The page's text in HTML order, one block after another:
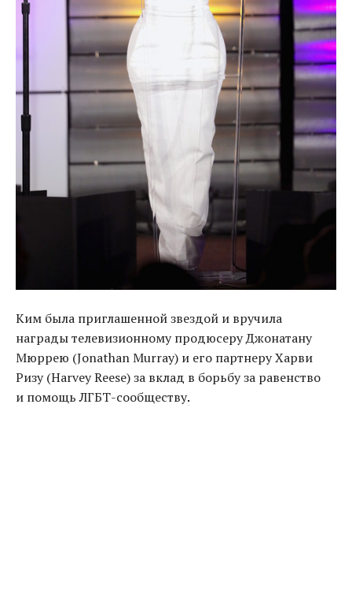
Ким была приглашенной звездой и вручила
награды телевизионному продюсеру Джонатану
Мюррею (Jonathan Murray) и его партнеру Харви
Ризу(Harvey Reese) за вклад в борьбу за равенство
и помощь ЛГБТ-сообществу.